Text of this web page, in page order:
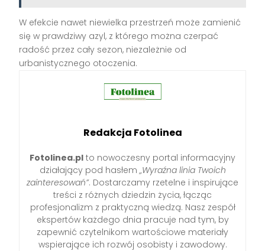
W efekcie nawet niewielka przestrzeń może zamienić
się w prawdziwy azyl, z którego można czerpać
radość przez cały sezon, niezależnie od
urbanistycznego otoczenia.
Redakcja Fotolinea
Fotolinea.pl to nowoczesny portal informacyjny
działający pod hasłem „Wyraźna linia Twoich
zainteresowań”. Dostarczamy rzetelne i inspirujące
treści z różnych dziedzin życia, łącząc
profesjonalizm z praktyczną wiedzą. Nasz zespół
ekspertów każdego dnia pracuje nad tym, by
zapewnić czytelnikom wartościowe materiały
wspierające ich rozwój osobisty i zawodowy.